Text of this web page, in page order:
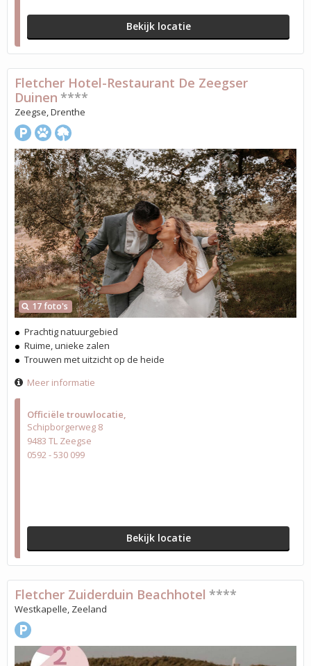
Bekijk locatie
Officiële trouwlocatie
Schipborgerweg 8
9483 TL Zeegse
0592 - 530 099
Bekijk locatie
17 foto's
Fletcher Hotel-Restaurant De Zeegser
Duinen ****
Zeegse, Drenthe
Prachtig natuurgebied
Ruime, unieke zalen
Trouwen met uitzicht op de heide
Meer informatie
Fletcher Zuiderduin Beachhotel ****
Westkapelle, Zeeland